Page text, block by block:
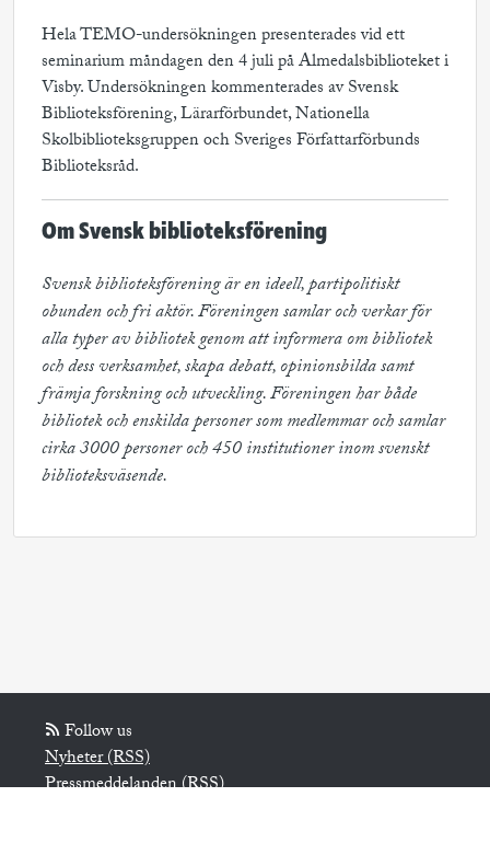
Hela TEMO-undersökningen presenterades vid ett
seminarium måndagen den 4 juli på Almedalsbiblioteket i
Visby. Undersökningen kommenterades av Svensk
Biblioteksförening, Lärarförbundet, Nationella
Skolbiblioteksgruppen och Sveriges Författarförbunds
Biblioteksråd.
Om Svensk biblioteksförening
Svensk biblioteksförening är en ideell, partipolitiskt
obunden och fri aktör. Föreningen samlar och verkar för
alla typer av bibliotek genom att informera om bibliotek
och dess verksamhet, skapa debatt, opinionsbilda samt
främja forskning och utveckling. Föreningen har både
bibliotek och enskilda personer som medlemmar och samlar
cirka 3000 personer och 450 institutioner inom svenskt
biblioteksväsende.
Follow us
Nyheter (RSS)
Pressmeddelanden (RSS)